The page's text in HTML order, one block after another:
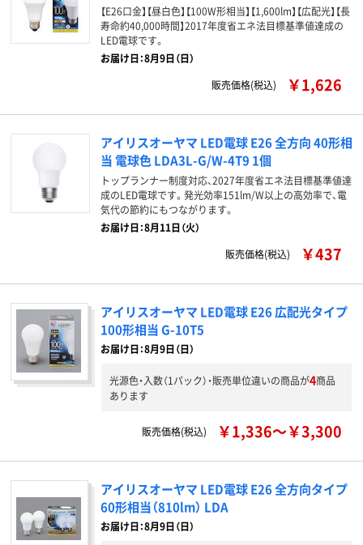
【E26口金】【昼白色】【100W形相当】【1,600lm】【広配光】【長
寿命約40,000時間】2017年度省エネ法目標基準値達成の
LED電球です。
お届け日：8月9日（日）
販売価格(税込)
￥1,626
アイリスオーヤマ LED電球 E26 全方向 40形相
当 電球色 LDA3L-G/W-4T9 1個
トップランナー制度対応、2027年度省エネ法目標基準値達
成のLED電球です。発光効率151lm/W以上の高効率で、電
気代の節約にもつながります。
お届け日：8月11日（火）
販売価格(税込)
￥437
アイリスオーヤマ LED電球 E26 広配光タイプ
100形相当 G-10T5
お届け日：8月9日（日）
光源色・入数（1パック）・販売単位違いの商品が4商品
あります
販売価格(税込) ￥1,336～￥3,300
アイリスオーヤマ LED電球 E26 全方向タイプ
60形相当（810lm） LDA
お届け日：8月9日（日）